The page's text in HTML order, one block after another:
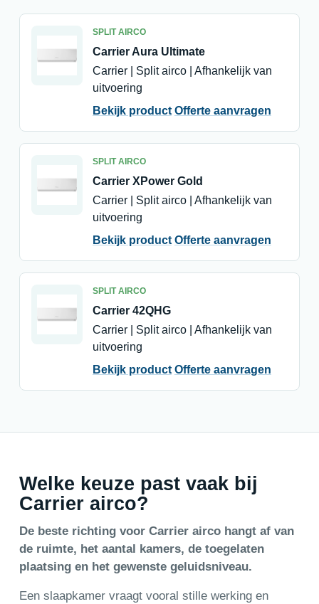
SPLIT AIRCO
Carrier Aura Ultimate
Carrier | Split airco | Afhankelijk van
uitvoering
Bekijk product Offerte aanvragen
SPLIT AIRCO
Carrier XPower Gold
Carrier | Split airco | Afhankelijk van
uitvoering
Bekijk product Offerte aanvragen
SPLIT AIRCO
Carrier 42QHG
Carrier | Split airco | Afhankelijk van
uitvoering
Bekijk product Offerte aanvragen
Welke keuze past vaak bij
Carrier airco?
De beste richting voor Carrier airco hangt af van
de ruimte, het aantal kamers, de toegelaten
plaatsing en het gewenste geluidsniveau.
Een slaapkamer vraagt vooral stille werking en